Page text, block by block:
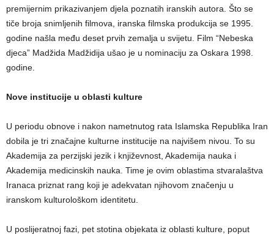
premijernim prikazivanjem djela poznatih iranskih autora. Što se
tiče broja snimljenih filmova, iranska filmska produkcija se 1995.
godine našla među deset prvih zemalja u svijetu. Film “Nebeska
djeca” Madžida Madžidija ušao je u nominaciju za Oskara 1998.
godine.
Nove institucije u oblasti kulture
U periodu obnove i nakon nametnutog rata Islamska Republika Iran
dobila je tri značajne kulturne institucije na najvišem nivou. To su
Akademija za perzijski jezik i književnost, Akademija nauka i
Akademija medicinskih nauka. Time je ovim oblastima stvaralaštva
Iranaca priznat rang koji je adekvatan njihovom značenju u
iranskom kulturološkom identitetu.
U poslijeratnoj fazi, pet stotina objekata iz oblasti kulture, poput